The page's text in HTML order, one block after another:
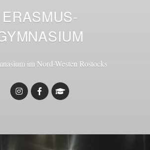
ERASMUS-
im Nord-Westen Rostocks